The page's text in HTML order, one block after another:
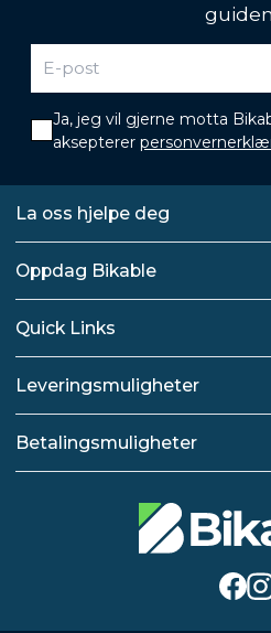
Ja, jeg vil gjerne motta
aksepterer
La oss hjelpe deg
Oppdag Bikable
Quick Links
Leveringsmuligheter
Betalingsmuligheter